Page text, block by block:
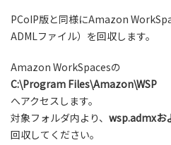
PCoIP版と同様にAmazon
ADMLファイル）を回収します。
Amazon WorkSpacesの
C:\Program Files\Amazon\WSP
へアクセスします。
対象フォルダ内より、 wsp.admxお
回収してください。